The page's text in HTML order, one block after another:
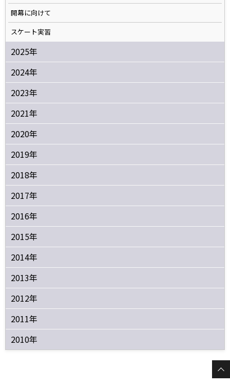
開幕に向けて
スケート実習
2025年
2024年
2023年
2021年
2020年
2019年
2018年
2017年
2016年
2015年
2014年
2013年
2012年
2011年
2010年